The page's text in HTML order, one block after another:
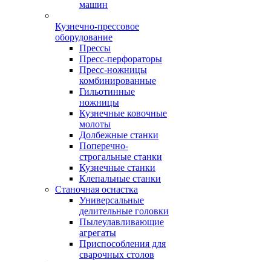
машин
Кузнечно-прессовое
оборудование
Прессы
Пресс-перфораторы
Пресс-ножницы
комбинированные
Гильотинные
ножницы
Кузнечные ковочные
молоты
Долбежные станки
Поперечно-
строгальные станки
Кузнечные станки
Клепальные станки
Станочная оснастка
Универсальные
делительные головки
Пылеулавливающие
агрегаты
Приспособления для
сварочных столов